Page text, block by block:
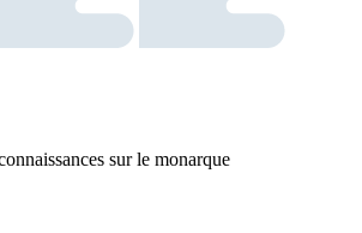
sur le monarque